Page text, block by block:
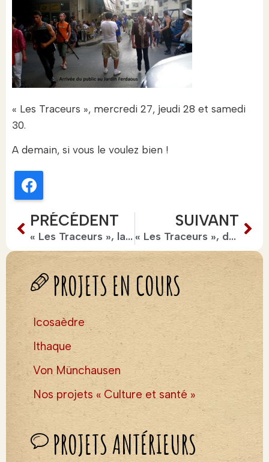
« Les Traceurs », mercredi 27, jeudi 28 et samedi
30.
A demain, si vous le voulez bien !
PRÉCÉDENT
« Les Traceurs », la générale
SUIVANT
« Les Traceurs », deuxième
PROJETS EN COURS
Icosaèdre
Ithaque
Von Münchausen
Nos projets « Culture et santé »
PROJETS ANTÉRIEURS